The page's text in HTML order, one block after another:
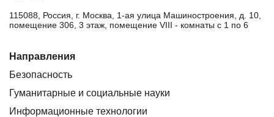
115088, Россия, г. Москва, 1-ая улица Машиностроения, д. 10,
помещение 306, 3 этаж, помещение VIII - комнаты с 1 по 6
Направления
Безопасность
Гуманитарные и социальные науки
Информационные технологии